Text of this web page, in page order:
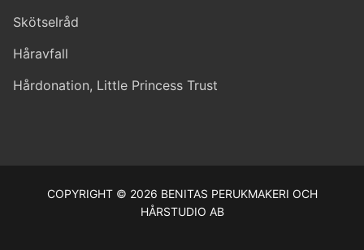
Skötselråd
Håravfall
Hårdonation, Little Princess Trust
COPYRIGHT © 2026 BENITAS PERUKMAKERI OCH
HÅRSTUDIO AB